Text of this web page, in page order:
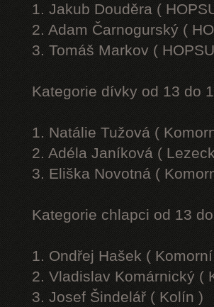
1. Jakub Douděra (
2. Adam Čarnogurský (
3. Tomáš Markov (
Kategorie dívky od 13 do
1. Natálie Tužová (
2. Adéla Janíková (
3. Eliška Novotná (
Kategorie chlapci od 13
1. Ondřej Hašek (
2. Vladislav Komárnický (
3. Josef Šindelář ( Kolín )